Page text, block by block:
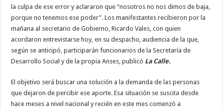
la culpa de ese error y aclararon que “nosotros no nos dimos de baja,
porque no tenemos ese poder”. Los manifestantes recibieron por la
mañana al secretario de Gobierno, Ricardo Vales, con quien
acordaron entrevistarse hoy, en su despacho, audiencia de la que,
según se anticipó, participarán funcionarios de la Secretaría de
Desarrollo Social y de la propia Anses, publicó La Calle.
El objetivo será buscar una solución a la demanda de las personas
que dejaron de percibir ese aporte. Esa situación se suscita desde
hace meses a nivel nacional y recién en este mes comenzó a